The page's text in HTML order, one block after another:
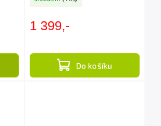
1 399,-
Do košíku